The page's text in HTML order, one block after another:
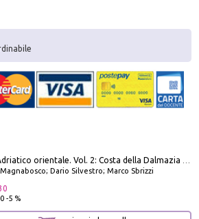
Dario Silvestro; Marco Sbrizzi
-5 %